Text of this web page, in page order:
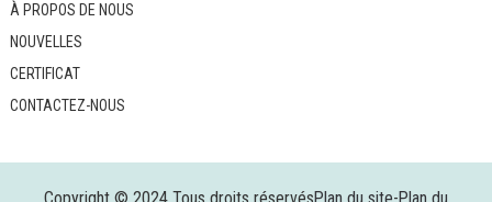
À PROPOS DE NOUS
NOUVELLES
CERTIFICAT
CONTACTEZ-NOUS